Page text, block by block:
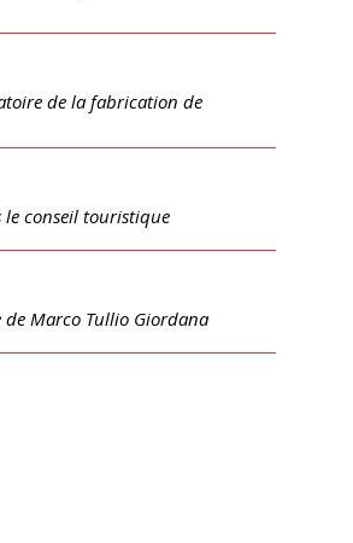
de la fabrication de
conseil touristique
Marco Tullio Giordana